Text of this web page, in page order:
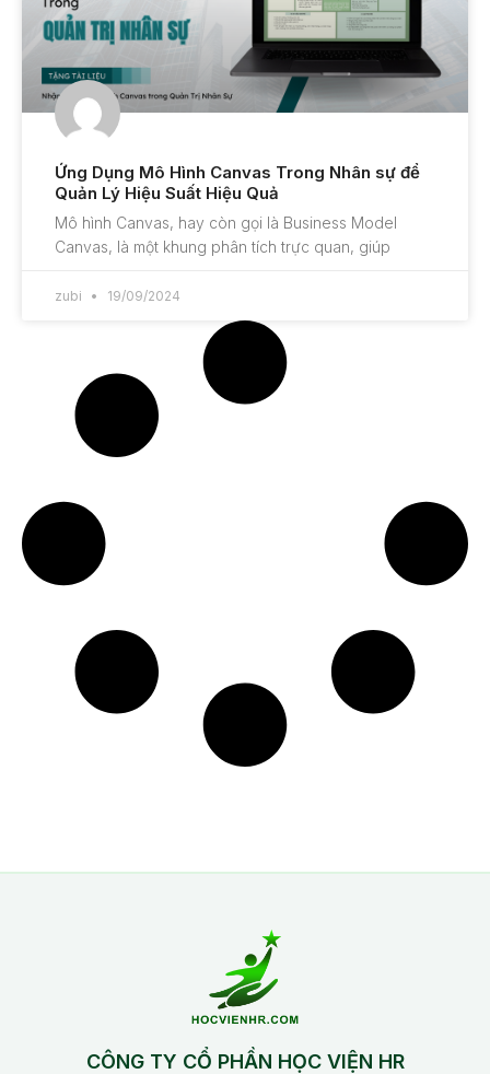
Ứng Dụng Mô Hình Canvas Trong Nhân sự để
Quản Lý Hiệu Suất Hiệu Quả
Mô hình Canvas, hay còn gọi là Business Model
Canvas, là một khung phân tích trực quan, giúp
zubi 19/09/2024
CÔNG TY CỔ PHẦN HỌC VIỆN HR